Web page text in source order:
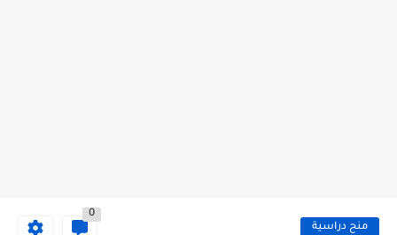
منح دراسية
0